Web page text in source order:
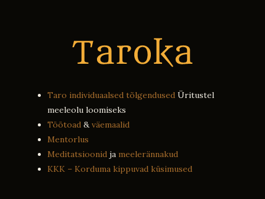
Taro individuaalsed tõlgendused Üritustel
meeleolu loomiseks
Töötoad &väemaalid
Mentorlus
Meditatsioonid ja meelerännakud
KKK – Korduma kippuvad küsimused